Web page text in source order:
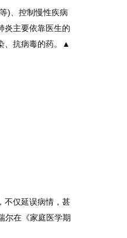
)、控制慢性疾病
炎主要依靠医生的
、抗病毒的药。▲
不仅延误病情，甚
尔在《家庭医学期